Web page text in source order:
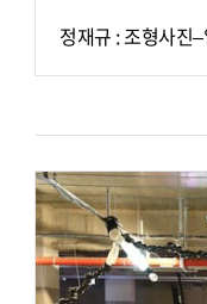
정재규 : 조형사진